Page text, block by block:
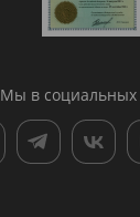
Мы в социальных